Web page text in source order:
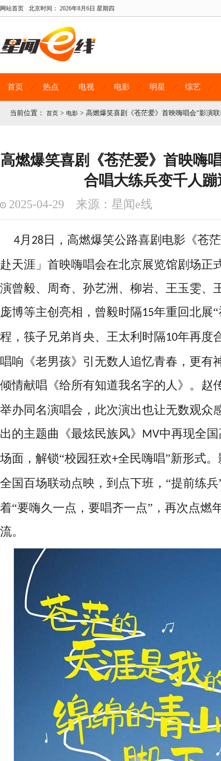
网站首页 北京时间： 2026年8月6日 星期四
首页 热点 电视 电影 明星 综艺
当前位置： 首页 > 电影 > 高燃爆笑喜剧《苍茫爱》首映嗨唱会“影演
高燃爆笑喜剧《苍茫爱》首映嗨
合唱大练兵变千人蹦
2025-04-29 来源：星闻e线
4 月 28 日，高燃爆笑公路喜剧电影 《苍
赴天涯」首映嗨唱会在北京展览馆剧场正
演曾毅、周奇、孙艺洲、柳岩、 王玉雯、
庞博等主创 亮相， 曾毅时隔15年重回北展
程，筷子兄弟肖央、王太利时隔10年再度
唱响《老男孩》引无数人追忆青春，更有
倾情献唱《给所有知道我名字的人》。赵
举办同名演唱会，此次演出也让无数观众
出的主题曲《最炫民族风》
MV中再现全
场面，解锁“校园狂欢+全民嗨唱”新形式
全国百场联动点映，到点下班，“提前练
着“要嗨久一点，要唱齐一点”，再次点燃
流。